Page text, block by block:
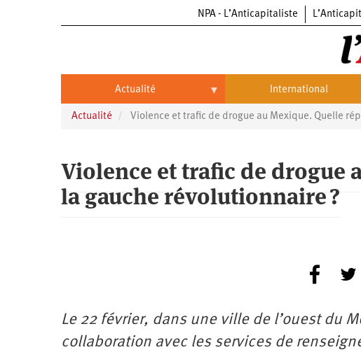
NPA - L’Anticapitaliste
Actualité
Actualité
Entreprises
Entreprises
Hôpitaux
Oppressions
LGBTI
Santé
International
International
Chine
États-
Amérique
du
Nord
Actualité Violence et trafic de drogue au Mexique. Quelle
Violence et trafic de drogue
la gauche révolutionnaire ?
Le 22 février, dans une ville de l’ouest du
collaboration avec les services de